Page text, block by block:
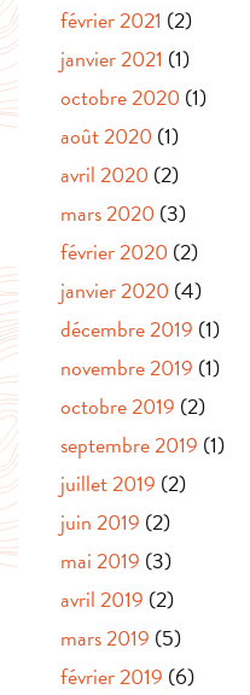
février 2021 (2)
janvier 2021 (1)
octobre 2020 (1)
août 2020 (1)
avril 2020 (2)
mars 2020 (3)
février 2020 (2)
janvier 2020 (4)
décembre 2019 (1)
novembre 2019 (1)
octobre 2019 (2)
septembre 2019 (1)
juillet 2019 (2)
juin 2019 (2)
mai 2019 (3)
avril 2019 (2)
mars 2019 (5)
février 2019 (6)